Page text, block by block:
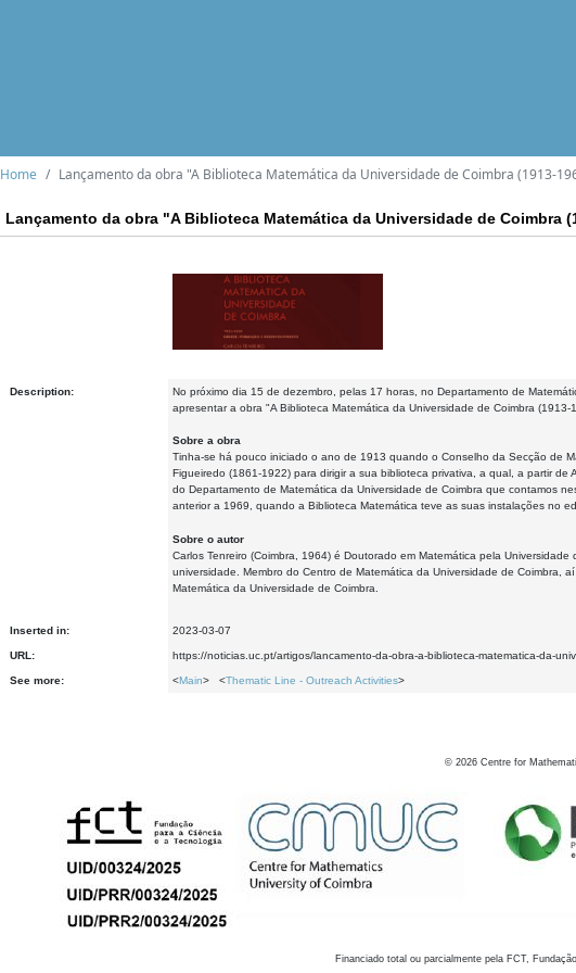
Home Lançamento da obra "A Biblioteca Matemática da Universidade de Coimbra (1913-
Lançamento da obra "A Biblioteca Matemática da Universidade de Coimbra
Description:
No próximo dia 15 de dezembro, pelas 17 horas, no Departamento de
apresentar a obra "A Biblioteca Matemática da Universidade de Coimbra
Sobre a obra
Tinha-se há pouco iniciado o ano de 1913 quando o Conselho da Secção de
Figueiredo (1861-1922) para dirigir a sua biblioteca privativa, a qual, a partir
do Departamento de Matemática da Universidade de Coimbra que contamos
anterior a 1969, quando a Biblioteca Matemática teve as suas instalações no
Sobre o autor
Carlos Tenreiro (Coimbra, 1964) é Doutorado em Matemática pela
universidade. Membro do Centro de Matemática da Universidade de Coimbra,
Matemática da Universidade de Coimbra.
Inserted in: 2023-03-07
URL: https://noticias.uc.pt/artigos/lancamento-da-obra-a-biblioteca-matematica-da-
See more: <Main> <Thematic Line - Outreach Activities>
© 2026 Centre for
Financiado total ou parcialmente pela FCT,